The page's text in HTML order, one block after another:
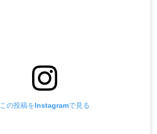
この投稿をInstagramで見る